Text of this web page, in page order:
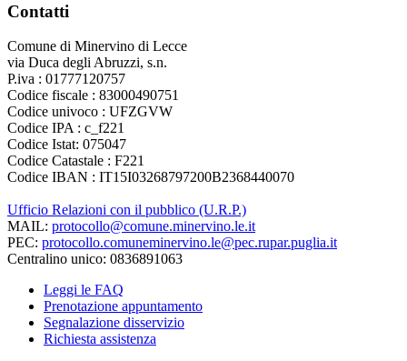
Contatti
Comune di Minervino di Lecce
via Duca degli Abruzzi, s.n.
P.iva : 01777120757
Codice fiscale : 83000490751
Codice univoco : UFZGVW
Codice IPA : c_f221
Codice Istat: 075047
Codice Catastale : F221
Codice IBAN : IT15I03268797200B2368440070
Ufficio Relazioni con il pubblico (U.R.P.)
MAIL: protocollo@comune.minervino.le.it
PEC: protocollo.comuneminervino.le@pec.rupar.puglia.it
Centralino unico: 0836891063
Leggi le FAQ
Prenotazione appuntamento
Segnalazione disservizio
Richiesta assistenza